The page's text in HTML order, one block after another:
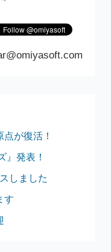
が復活！
』発表！
しました
す